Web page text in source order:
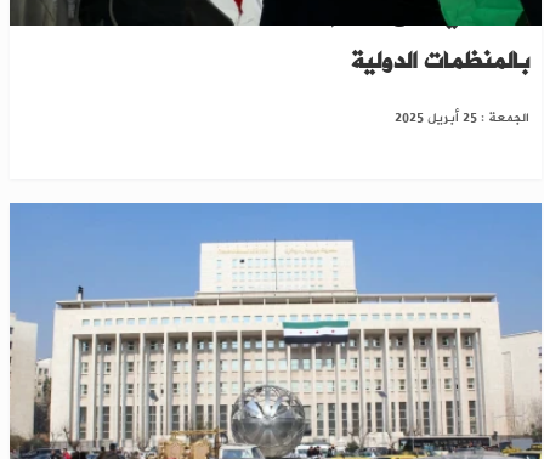
الشيباني: رفع العلم خطوة لتعزيز دور سوريا
بالمنظمات الدولية
الجمعة : 25 أبريل 2025